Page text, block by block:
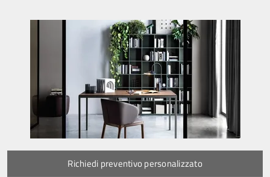
Richiedi preventivo personalizzato